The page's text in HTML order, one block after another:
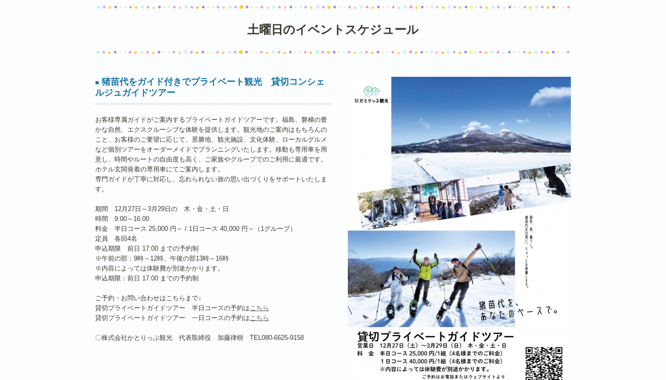
土曜日のイベントスケジュール
■ 猪苗代をガイド付きでプライベート観光 貸切コンシェ
ルジュガイドツアー
お客様専属ガイドがご案内するプライベートガイドツアーです。福島、磐梯の豊
かな自然、エクスクルーシブな体験を提供します。観光地のご案内はもちろんの
こと、お客様のご要望に応じて、景勝地、観光施設、文化体験、ローカルグルメ
など個別ツアーをオーダーメイドでプランニングいたします。移動も専用車を用
意し、時間やルートの自由度も高く、ご家族やグループでのご利用に最適です。
ホテル玄関発着の専用車にてご案内します。
専門ガイドが丁寧に対応し、忘れられない旅の思い出づくりをサポートいたしま
す。
期間 12月27日～3月29日の 木・金・土・日
時間 9:00～16:00
料金 半日コース 25,000 円～ / 1日コース 40,000 円～（1グループ）
定員 各回4名
申込期限 前日 17:00 までの予約制
※午前の部：9時～12時、午後の部13時～16時
※内容によっては体験費が別途かかります。
申込期限：前日 17:00 までの予約制
ご予約・お問い合わせはこちらまで↓
貸切プライベートガイドツアー 半日コースの予約はこちら
貸切プライベートガイドツアー 一日コースの予約はこちら
〇株式会社かとりっぷ観光 代表取締役 加藤律樹 TEL080-6625-9158